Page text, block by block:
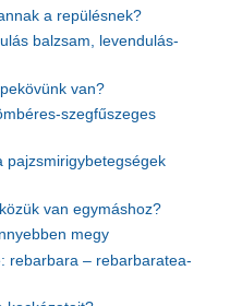
a repülésnek?
balzsam, levendulás-
van?
szegfűszeges
pajzsmirigybetegségek
van egymáshoz?
megy
rebarbara – rebarbaratea-